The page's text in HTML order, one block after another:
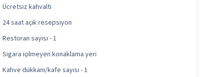
Ücretsiz kahvaltı
24 saat açık resepsiyon
Restoran sayısı - 1
Sigara içilmeyen konaklama yeri
Kahve dükkanı/kafe sayısı - 1